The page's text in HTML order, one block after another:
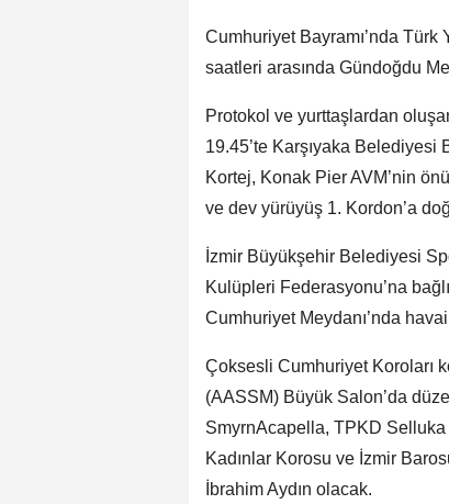
Cumhuriyet Bayramı’nda Türk
saatleri arasında Gündoğdu
Protokol ve yurttaşlardan
19.45’te Karşıyaka
Kortej, Konak Pier AVM’nin
ve dev yürüyüş 1. Kordon’a
İzmir Büyükşehir Belediyesi
Kulüpleri Federasyonu’na
Cumhuriyet Meydanı’nda
Çoksesli Cumhuriyet Koroları
(AASSM) Büyük Salon’da
SmyrnAcapella, TPKD
Kadınlar Korosu ve İzmir
İbrahim Aydın olacak.